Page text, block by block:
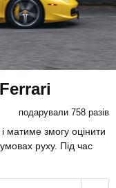
подарували 758 разів
матиме змогу оцінити
руху. Під час